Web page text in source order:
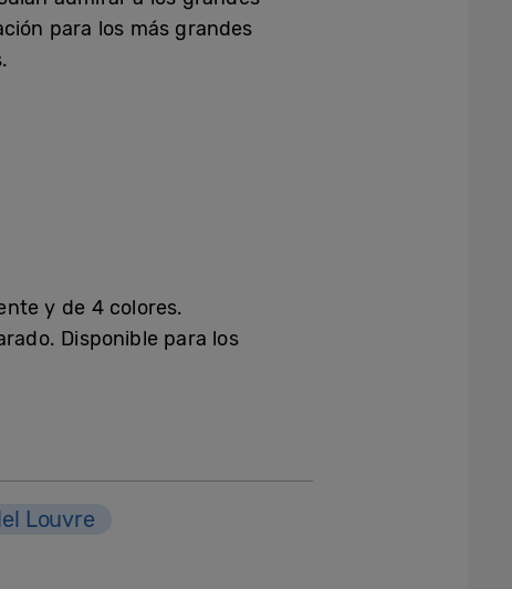
para los más grandes
y de 4 colores.
Disponible para los
Louvre